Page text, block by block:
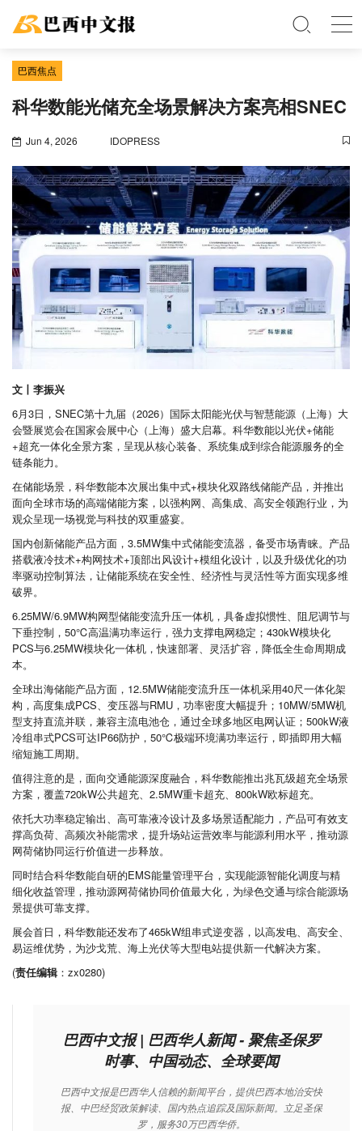
巴西焦点
科华数能光储充全场景解决方案亮相SNEC
Jun 4, 2026 IDOPRESS
文丨李振兴
6月3日，SNEC第十九届（2026）国际太阳能光伏与智慧能源（上海）大
会暨展览会在国家会展中心（上海）盛大启幕。科华数能以光伏+储能
+超充一体化全景方案，呈现从核心装备、系统集成到综合能源服务的全
链条能力。
在储能场景，科华数能本次展出集中式+模块化双路线储能产品，并推出
面向全球市场的高端储能方案，以强构网、高集成、高安全领跑行业，为
观众呈现一场视觉与科技的双重盛宴。
国内创新储能产品方面，3.5MW集中式储能变流器，备受市场青睐。产品
搭载液冷技术+构网技术+顶部出风设计+模组化设计，以及升级优化的功
率驱动控制算法，让储能系统在安全性、经济性与灵活性等方面实现多维
破界。
6.25MW/6.9MW构网型储能变流升压一体机，具备虚拟惯性、阻尼调节与
下垂控制，50℃高温满功率运行，强力支撑电网稳定；430kW模块化
PCS与6.25MW模块化一体机，快速部署、灵活扩容，降低全生命周期成
本。
全球出海储能产品方面，12.5MW储能变流升压一体机采用40尺一体化架
构，高度集成PCS、变压器与RMU，功率密度大幅提升；10MW/5MW机
型支持直流并联，兼容主流电池仓，通过全球多地区电网认证；500kW液
冷组串式PCS可达IP66防护，50℃极端环境满功率运行，即插即用大幅
缩短施工周期。
值得注意的是，面向交通能源深度融合，科华数能推出兆瓦级超充全场景
方案，覆盖720kW公共超充、2.5MW重卡超充、800kW欧标超充。
依托大功率稳定输出、高可靠液冷设计及多场景适配能力，产品可有效支
撑高负荷、高频次补能需求，提升场站运营效率与能源利用水平，推动源
网荷储协同运行价值进一步释放。
同时结合科华数能自研的EMS能量管理平台，实现能源智能化调度与精
细化收益管理，推动源网荷储协同价值最大化，为绿色交通与综合能源场
景提供可靠支撑。
展会首日，科华数能还发布了465kW组串式逆变器，以高发电、高安全、
易运维优势，为沙戈荒、海上光伏等大型电站提供新一代解决方案。
(责任编辑 ：zx0280)
巴西中文报 | 巴西华人新闻 - 聚焦圣保罗
时事、中国动态、全球要闻
巴西中文报是巴西华人信赖的新闻平台，提供巴西本地治安快
报、中巴经贸政策解读、国内热点追踪及国际新闻。立足圣保
罗，服务30万巴西华侨。